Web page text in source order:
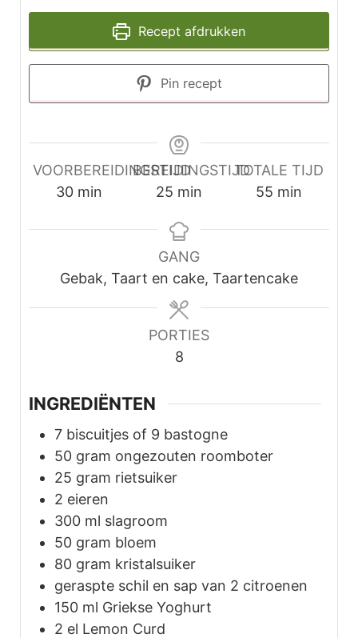
Recept afdrukken
Pin recept
VOORBEREIDINGSTIJD
30minuten
min
BEREIDINGSTIJD
25minuten
min
TOTALE TIJD
55 minuten
min
GANG
Gebak, Taart en cake, Taartencake
PORTIES
8
INGREDIËNTEN
7 biscuitjes of 9 bastogne
50 gram ongezouten roomboter
25 gram rietsuiker
2 eieren
300 ml slagroom
50 gram bloem
80 gram kristalsuiker
geraspte schil en sap van 2 citroenen
150 ml Griekse Yoghurt
2 el Lemon Curd